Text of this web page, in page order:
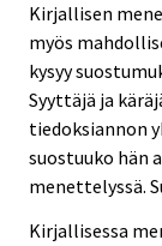
Kirjallisen
myös
kysyy
Syyttäjä ja
tiedoksiannon
suostuuko hän
menettelyssä.
Kirjallisessa